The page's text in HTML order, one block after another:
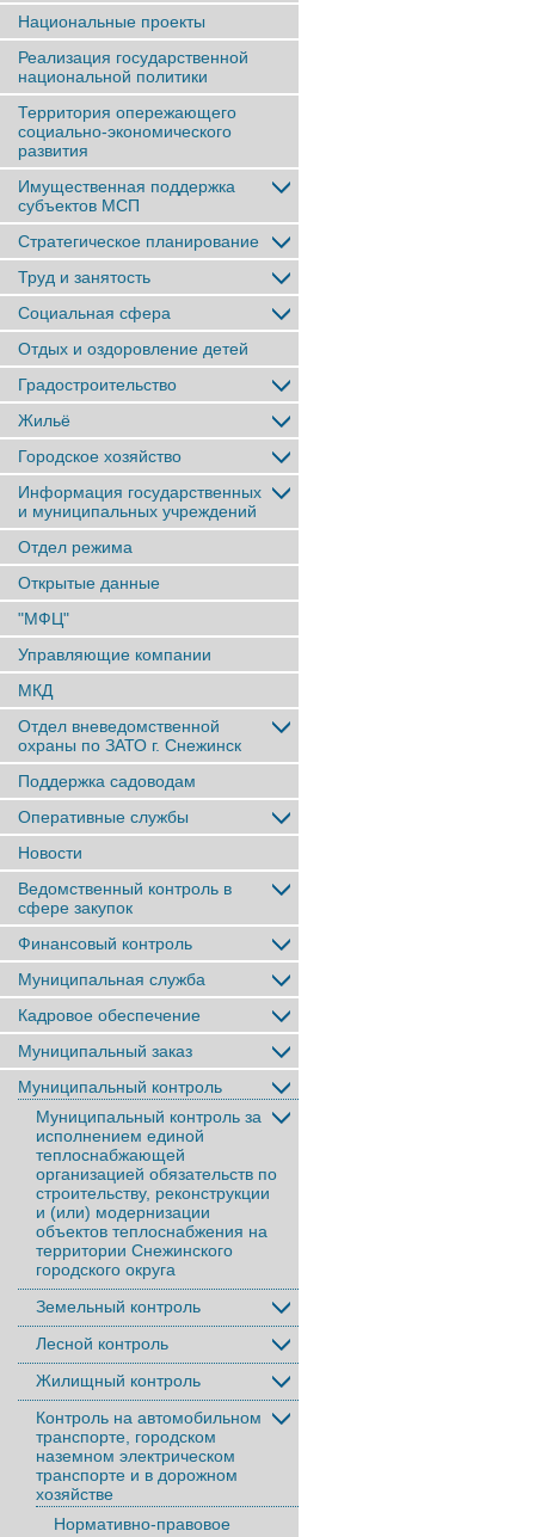
Национальные проекты
Реализация государственной
национальной политики
Территория опережающего
социально-экономического
развития
Имущественная поддержка
субъектов МСП
Стратегическое планирование
Труд и занятость
Социальная сфера
Отдых и оздоровление детей
Градостроительство
Жильё
Городское хозяйство
Информация государственных
и муниципальных учреждений
Отдел режима
Открытые данные
"МФЦ"
Управляющие компании
МКД
Отдел вневедомственной
охраны по ЗАТО г. Снежинск
Поддержка садоводам
Оперативные службы
Новости
Ведомственный контроль в
сфере закупок
Финансовый контроль
Муниципальная служба
Кадровое обеспечение
Муниципальный заказ
Муниципальный контроль
Муниципальный контроль за
исполнением единой
теплоснабжающей
организацией обязательств по
строительству, реконструкции
и (или) модернизации
объектов теплоснабжения на
территории Снежинского
городского округа
Земельный контроль
Лесной контроль
Жилищный контроль
Контроль на автомобильном
транспорте, городском
наземном электрическом
транспорте и в дорожном
хозяйстве
Нормативно-правовое